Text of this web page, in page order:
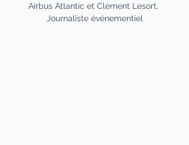
Airbus Atlantic et Clément Lesort,
Journaliste événementiel